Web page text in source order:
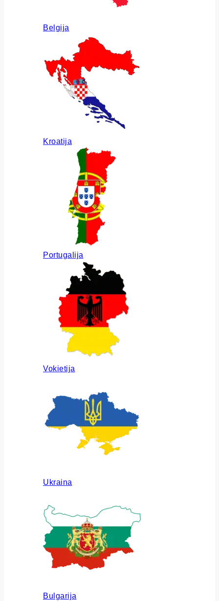
Belgija
Kroatija
Portugalija
Vokietija
Ukraina
Bulgarija